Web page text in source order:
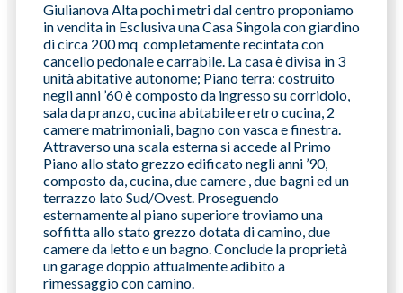
Giulianova Alta pochi metri dal centro proponiamo
in vendita in Esclusiva una Casa Singola con giardino
di circa 200 mq completamente recintata con
cancello pedonale e carrabile. La casa è divisa in 3
unità abitative autonome; Piano terra: costruito
negli anni ’60 è composto da ingresso su corridoio,
sala da pranzo, cucina abitabile e retro cucina, 2
camere matrimoniali, bagno con vasca e finestra.
Attraverso una scala esterna si accede al Primo
Piano allo stato grezzo edificato negli anni ’90,
composto da, cucina, due camere , due bagni ed un
terrazzo lato Sud/Ovest. Proseguendo
esternamente al piano superiore troviamo una
soffitta allo stato grezzo dotata di camino, due
camere da letto e un bagno. Conclude la proprietà
un garage doppio attualmente adibito a
rimessaggio con camino.